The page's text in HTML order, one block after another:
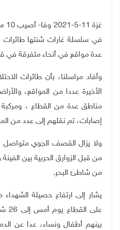
في سلسلة غارات شنتها طائرات
عدة مواقع في أنحاء متفرقة في
وأفاد مراسلنا، بأن طائرات
الأخيرة عددا من المواقع،
مناطق عدة من القطاع ،
إصابات، تم نقلهم إلى عدد من
ولا يزال القصف الجوي
من قبل الزوارق الحربية بين
من شاطئ البحر.
يشار إلى ارتفاع حصيلة الشهداء
بينهم أطفال ونساء، عدا عن